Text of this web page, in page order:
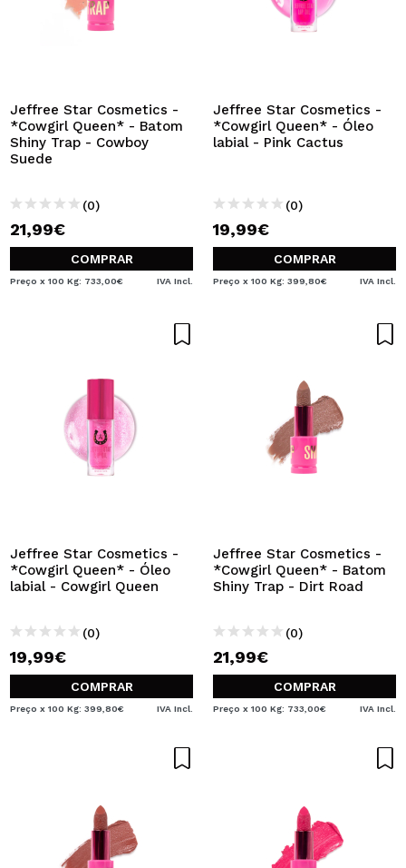
Jeffree Star Cosmetics -
*Cowgirl Queen* - Batom
Shiny Trap - Cowboy
Suede
(0)
21,99€
COMPRAR
Preço x 100 Kg: 733,00€ IVA Incl.
Jeffree Star Cosmetics -
*Cowgirl Queen* - Óleo
labial - Pink Cactus
(0)
19,99€
COMPRAR
Preço x 100 Kg: 399,80€ IVA Incl.
Jeffree Star Cosmetics -
*Cowgirl Queen* - Óleo
labial - Cowgirl Queen
(0)
19,99€
COMPRAR
Preço x 100 Kg: 399,80€ IVA Incl.
Jeffree Star Cosmetics -
*Cowgirl Queen* - Batom
Shiny Trap - Dirt Road
(0)
21,99€
COMPRAR
Preço x 100 Kg: 733,00€ IVA Incl.